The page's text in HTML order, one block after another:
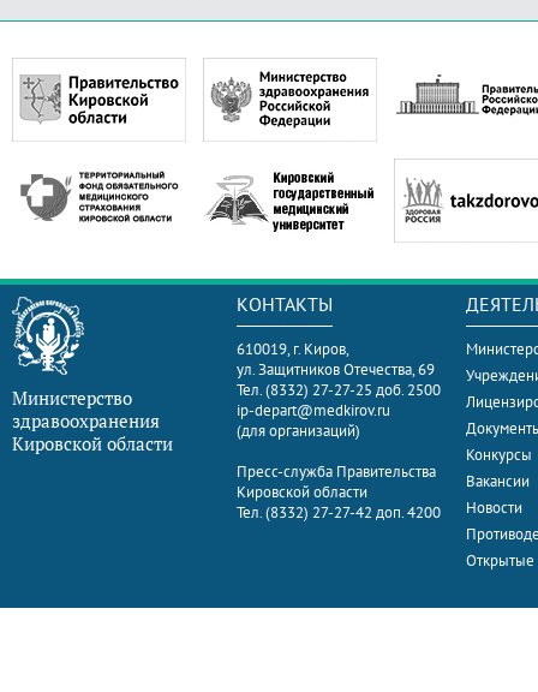
Министерство
здравоохранения
Кировской области
КОНТАКТЫ
610019, г. Киров,
ул. Защитников Отечества, 69
Тел. (8332) 27-27-25 доб. 2500
ip-depart@medkirov.ru
(для организаций)
Пресс-служба Правительства
Кировской области
Тел. (8332) 27-27-42 доп. 4200
Конкурсы
Вакансии
Новости